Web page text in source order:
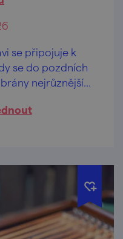
se připojuje k
se do pozdních
nejrůznějších
či speciální